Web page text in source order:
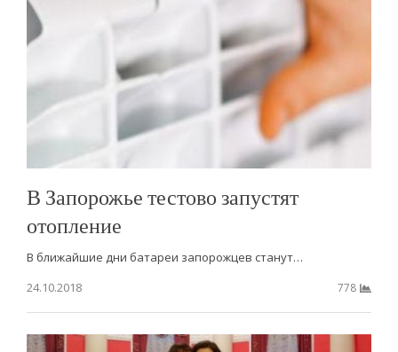
В Запорожье тестово запустят
отопление
В ближайшие дни батареи запорожцев станут…
24.10.2018
778